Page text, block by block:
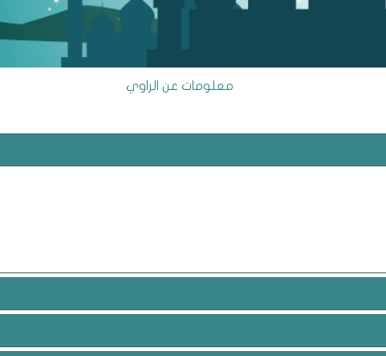
معلومات عن الراوي